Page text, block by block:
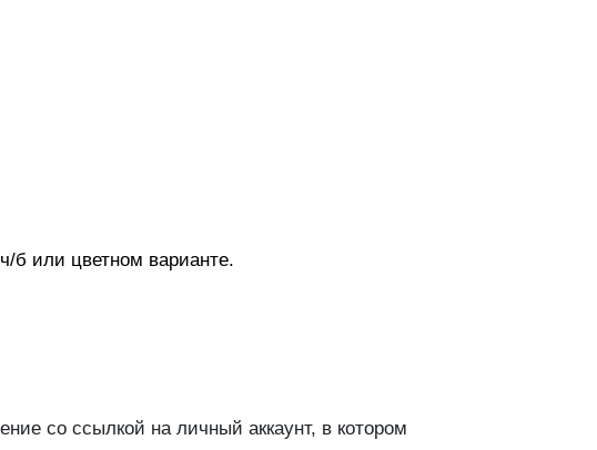
б или цветном варианте.
со ссылкой на личный аккаунт, в котором